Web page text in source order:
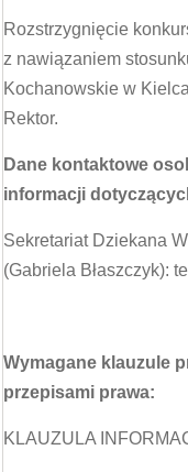
Rozstrzygnięcie
z nawiązaniem
Kochanowskie w
Rektor.
Dane kontaktowe
informacji
Sekretariat Dziekana
(Gabriela Błaszczyk):
Wymagane klauzule
przepisami prawa:
KLAUZULA